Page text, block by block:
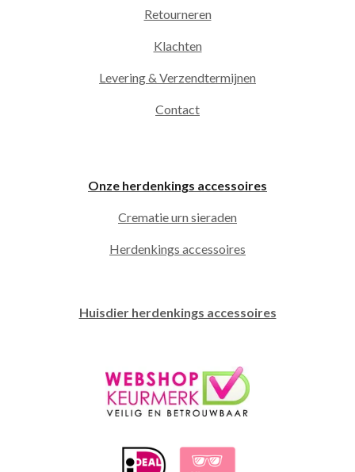
Retourneren
Klachten
Levering & Verzendtermijnen
Contact
Onze herdenkings accessoires
Crematie urn sieraden
Herdenkings accessoires
Huisdier herdenkings accessoires